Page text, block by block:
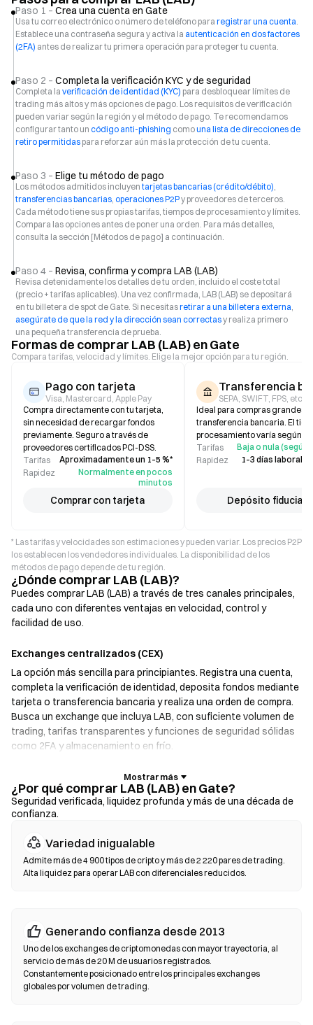
Paso 1 –Crea una cuenta en Gate
Usa tu correo electrónico o número de teléfono para registrar una cuenta.
Establece una contraseña segura y activa la autenticación en dos factores
(2FA) antes de realizar tu primera operación para proteger tu cuenta.
Paso 2 – Completa la verificación KYC y de seguridad
Completa la verificación de identidad (KYC) para desbloquear límites de
trading más altos y más opciones de pago. Los requisitos de verificación
pueden variar según la región y el método de pago. Te recomendamos
configurar tanto un código anti-phishing comouna lista de direcciones de
retiro permitidas para reforzar aún más la protección de tu cuenta.
Paso 3 – Elige tu método de pago
Los métodos admitidos incluyen tarjetas bancarias (crédito/débito),
transferencias bancarias, operaciones P2Py proveedores de terceros.
Cada método tiene sus propias tarifas, tiempos de procesamiento y límites.
Compara las opciones antes de poner una orden. Para más detalles,
consulta la sección [Métodos de pago] a continuación.
Paso 4 – Revisa, confirma y compra LAB (LAB)
Revisa detenidamente los detalles de tu orden, incluido el coste total
(precio + tarifas aplicables). Una vez confirmada, LAB (LAB) se depositará
en tu billetera de spot de Gate. Si necesitasretirar a una billetera externa,
asegúrate de que la red y la dirección sean correctasy realiza primero
una pequeña transferencia de prueba.
Formas de comprar LAB (LAB) en Gate
Compara tarifas, velocidad y límites. Elige la mejor opción para tu región.
Pago con tarjeta
Visa, Mastercard, Apple Pay
Compra directamente con tu tarjeta,
sin necesidad de recargar fondos
previamente. Seguro a través de
proveedores certificados PCI-DSS.
Tarifas
Aproximadamente un 1–5 %*
Rapidez
Normalmente en pocos
minutos
Comprar con tarjeta
Transferencia
SEPA, SWIFT, FPS, etc.
Ideal para compras grandes
transferencia bancaria. El
procesamiento varía según el
Tarifas
Baja o nula (según
Rapidez
1–3 días
Depósito
* Las tarifas y velocidades son estimaciones y pueden variar. Los precios P2P
los establecen los vendedores individuales. La disponibilidad de los
métodos de pago depende de tu región.
¿Dónde comprar LAB (LAB)?
Puedes comprar LAB (LAB) a través de tres canales principales,
cada uno con diferentes ventajas en velocidad, control y
facilidad de uso.
Exchanges centralizados (CEX)
La opción más sencilla para principiantes. Registra una cuenta,
completa la verificación de identidad, deposita fondos mediante
tarjeta o transferencia bancaria y realiza una orden de compra.
Busca un exchange que incluya LAB, con suficiente volumen de
trading, tarifas transparentes y funciones de seguridad sólidas
como 2FA y almacenamiento en frío.
Billeteras cripto
Para usuarios que priorizan la autogestión. Las billeteras no
custodiadas te permiten mantener tus propias claves privadas e
billetera. Algunas billeteras también ofrecen una pasarela de
moneda fiat, que te permite comprar LAB con tarjeta de crédito
sin pasar primero por un exchange. Asegúrate de respaldar bajo
Exchanges descentralizados (DEX)
Opera de forma peer-to-peer (entre usuarios) sin intermediarios.
Los DEX usan contratos inteligentes para ejecutar intercambios
on-chain (en la cadena), sin necesidad de registro ni verificación
¿Por qué comprar LAB (LAB) en Gate?
Seguridad verificada, liquidez profunda y más de una década de
confianza.
Variedad inigualable
Admite más de 4 900 tipos de cripto y más de 2 220 pares de trading.
Alta liquidez para operar LAB con diferenciales reducidos.
Generando confianza desde 2013
Uno de los exchanges de criptomonedas con mayor trayectoria, al
servicio de más de 20 M de usuarios registrados.
Constantemente posicionado entre los principales exchanges
globales por volumen de trading.